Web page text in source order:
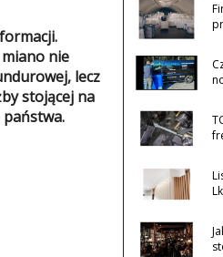
miano nie
lecz
stojącej na